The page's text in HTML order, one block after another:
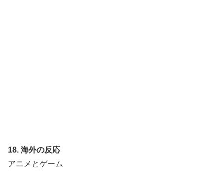
18. 海外の反応
アニメとゲーム